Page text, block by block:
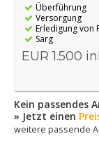
Überführung
Versorgung
Erledigung von
Sarg
EUR 1.500
Kein passendes
» Jetzt einen
weitere passende